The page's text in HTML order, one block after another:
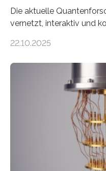
Die aktuelle
vernetzt, interaktiv und
oft von Autor*innen, die
werden schnell
der Forschung der
Jahre alt geworden ist,
Internationalen Jahr der
technologie ausgerufen
internationale
22.10.2025